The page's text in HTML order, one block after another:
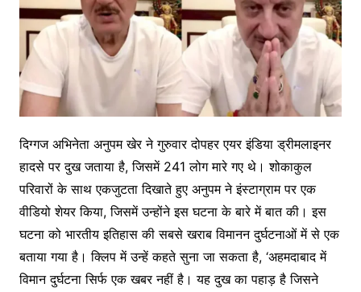
दिग्गज अभिनेता अनुपम खेर ने गुरुवार दोपहर एयर इंडिया ड्रीमलाइनर
हादसे पर दुख जताया है, जिसमें 241 लोग मारे गए थे। शोकाकुल
परिवारों के साथ एकजुटता दिखाते हुए अनुपम ने इंस्टाग्राम पर एक
वीडियो शेयर किया, जिसमें उन्होंने इस घटना के बारे में बात की। इस
घटना को भारतीय इतिहास की सबसे खराब विमानन दुर्घटनाओं में से एक
बताया गया है। क्लिप में उन्हें कहते सुना जा सकता है, ‘अहमदाबाद में
विमान दुर्घटना सिर्फ एक खबर नहीं है। यह दुख का पहाड़ है जिसने